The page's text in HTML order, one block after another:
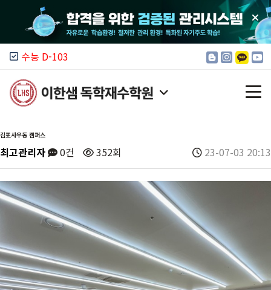
수능 D-103
이한샘 소개
모집 안내
입시 정보
캠퍼스 찾기
김포사우동 캠퍼스
최고관리자 0건 352회 23-07-03 20:13